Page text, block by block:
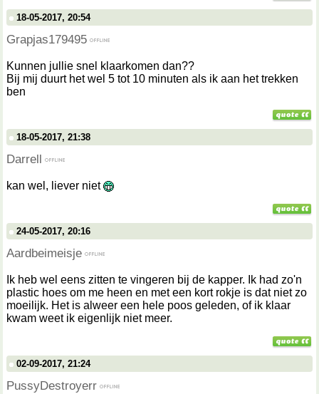
18-05-2017, 20:54
Grapjas179495
Kunnen jullie snel klaarkomen dan??
Bij mij duurt het wel 5 tot 10 minuten als ik aan het trekken
ben
18-05-2017, 21:38
Darrell
kan wel, liever niet
24-05-2017, 20:16
Aardbeimeisje
Ik heb wel eens zitten te vingeren bij de kapper. Ik had zo'n
plastic hoes om me heen en met een kort rokje is dat niet zo
moeilijk. Het is alweer een hele poos geleden, of ik klaar
kwam weet ik eigenlijk niet meer.
02-09-2017, 21:24
PussyDestroyerr